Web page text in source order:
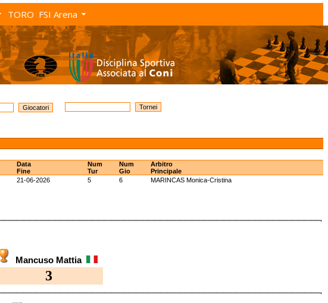
TORO FSI Arena
Data
Fine
Num
Tur
Num
Gio
Arbitro
Principale
21-06-2026 5 6
MARINCAS Monica-Cristina
Mancuso Mattia
3